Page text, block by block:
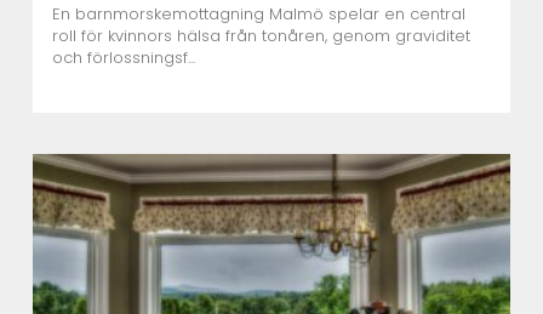
En barnmorskemottagning Malmö spelar en central
roll för kvinnors hälsa från tonåren, genom graviditet
och förlossningsf...